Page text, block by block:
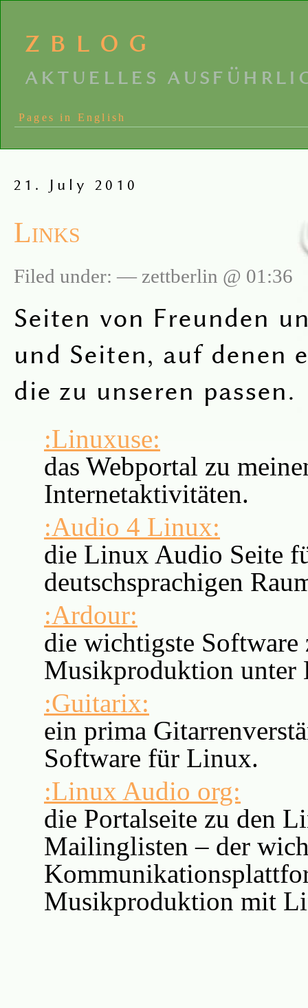
zblog
aktuelles
Pages in English
21. July 2010
Links
Filed under: — zettberlin @ 01:36
Seiten von Freunden
und Seiten, auf denen
die zu unseren passen.
:Linuxuse:
das Webportal zu
Internetaktivitäten.
:Audio 4 Linux:
die Linux Audio Seite
deutschsprachigen
:Ardour:
die wichtigste Software
Musikproduktion unter
:Guitarix:
ein prima
Software für Linux.
:Linux Audio org:
die Portalseite zu den
Mailinglisten – der
Musikproduktion mit